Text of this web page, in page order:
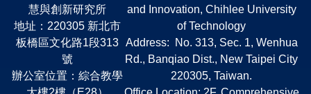
慧與創新研究所
地址：220305 新北市
板橋區文化路1段313
號
辦公室位置：綜合教學
and Innovation, Chihlee University
of Technology
Address: No. 313, Sec. 1, Wenhua
Rd., Banqiao Dist., New Taipei City
220305, Taiwan.